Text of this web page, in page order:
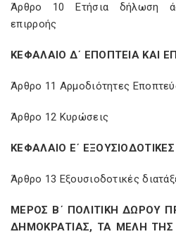
Άρθρο 10 Ετήσια δήλωση
επιρροής
ΚΕΦΑΛΑΙΟ Δ΄ ΕΠΟΠΤΕΙΑ ΚΑΙ
Άρθρο 11 Αρμοδιότητες
Άρθρο 12 Κυρώσεις
ΚΕΦΑΛΑΙΟ Ε΄
Άρθρο 13 Εξουσιοδοτικές
ΜΕΡΟΣ Β΄ ΠΟΛΙΤΙΚΗ ΔΩΡΟΥ
ΔΗΜΟΚΡΑΤΙΑΣ, ΤΑ ΜΕΛΗ ΤΗΣ